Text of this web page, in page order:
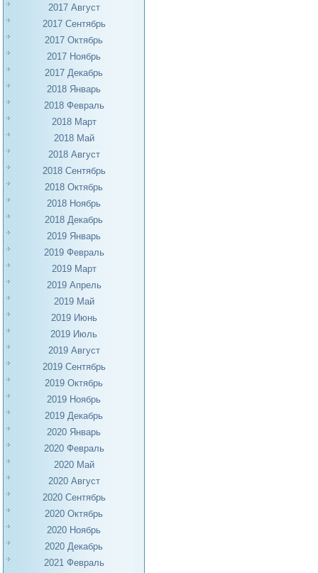
2017 Август
2017 Сентябрь
2017 Октябрь
2017 Ноябрь
2017 Декабрь
2018 Январь
2018 Февраль
2018 Март
2018 Май
2018 Август
2018 Сентябрь
2018 Октябрь
2018 Ноябрь
2018 Декабрь
2019 Январь
2019 Февраль
2019 Март
2019 Апрель
2019 Май
2019 Июнь
2019 Июль
2019 Август
2019 Сентябрь
2019 Октябрь
2019 Ноябрь
2019 Декабрь
2020 Январь
2020 Февраль
2020 Май
2020 Август
2020 Сентябрь
2020 Октябрь
2020 Ноябрь
2020 Декабрь
2021 Февраль